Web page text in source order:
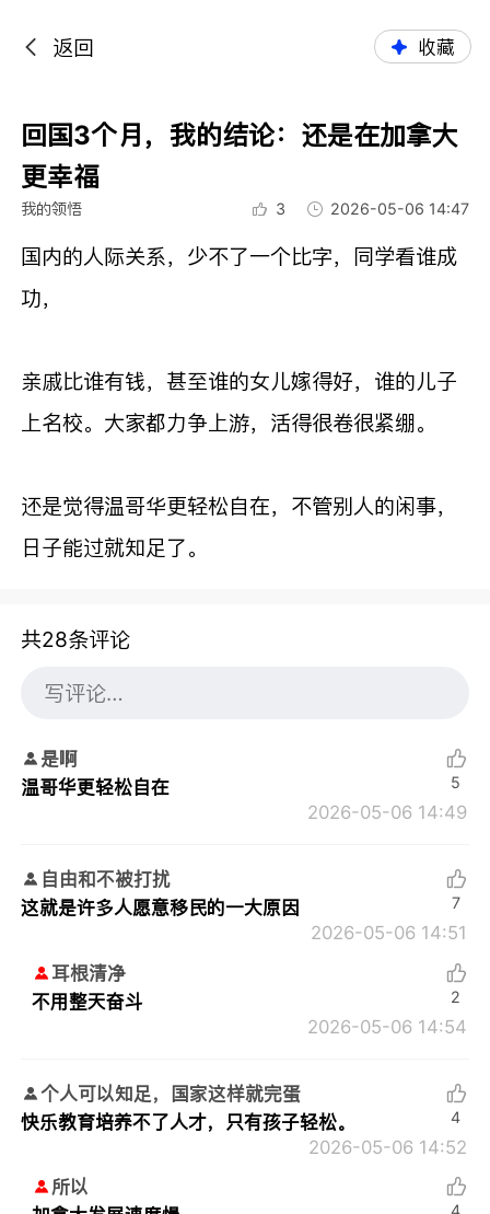
返回 收藏
回国3个月，我的结论：还是在加拿大
更幸福
我的领悟 3 2026-05-06 14:47
国内的人际关系，少不了一个比字，同学看谁成
功，
亲戚比谁有钱，甚至谁的女儿嫁得好，谁的儿子
上名校。大家都力争上游，活得很卷很紧绷。
还是觉得温哥华更轻松自在，不管别人的闲事，
日子能过就知足了。
共28条评论
是啊
温哥华更轻松自在
2026-05-06 14:49
5
自由和不被打扰
这就是许多人愿意移民的一大原因
2026-05-06 14:51
7
耳根清净
不用整天奋斗
2026-05-06 14:54
2
个人可以知足，国家这样就完蛋
快乐教育培养不了人才，只有孩子轻松。
2026-05-06 14:52
4
所以